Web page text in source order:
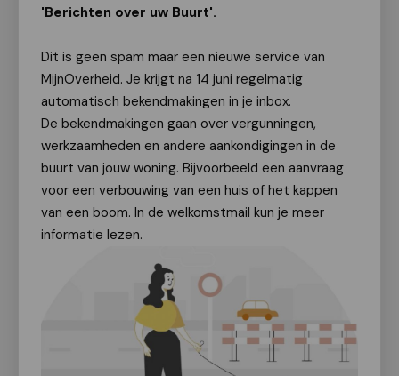
'Berichten over uw Buurt'.
Dit is geen spam maar een nieuwe service van
MijnOverheid. Je krijgt na 14 juni regelmatig
automatisch bekendmakingen in je inbox.
De bekendmakingen gaan over vergunningen,
werkzaamheden en andere aankondigingen in de
buurt van jouw woning. Bijvoorbeeld een aanvraag
voor een verbouwing van een huis of het kappen
van een boom. In de welkomstmail kun je meer
informatie lezen.